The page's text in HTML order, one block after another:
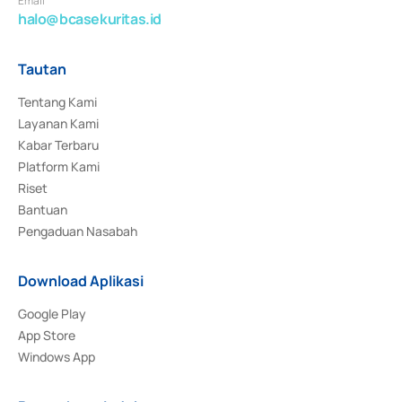
halo@bcasekuritas.id
Tautan
Tentang Kami
Layanan Kami
Kabar Terbaru
Platform Kami
Riset
Bantuan
Pengaduan Nasabah
Download Aplikasi
Google Play
App Store
Windows App